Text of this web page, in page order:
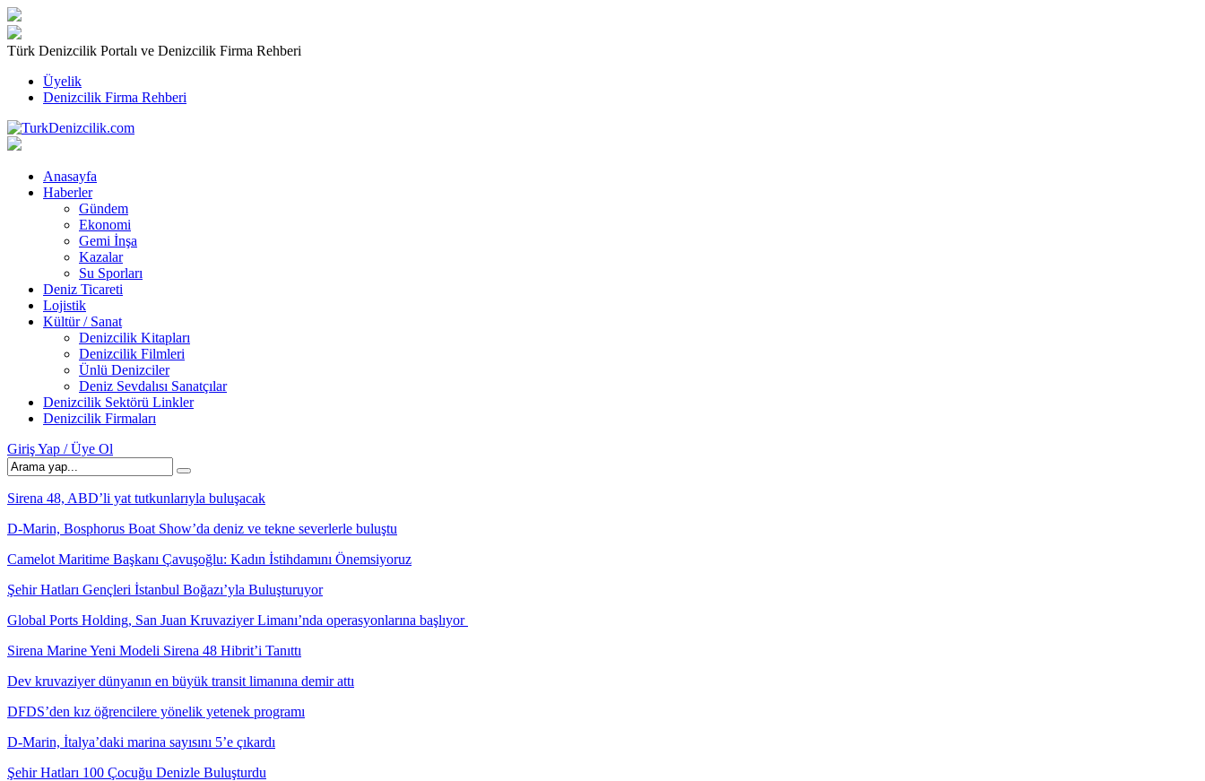
Türk Denizcilik Portalı ve Denizcilik Firma Rehberi
Üyelik
Denizcilik Firma Rehberi
Anasayfa
Haberler
Gündem
Ekonomi
Gemi İnşa
Kazalar
Su Sporları
Deniz Ticareti
Lojistik
Kültür / Sanat
Denizcilik Kitapları
Denizcilik Filmleri
Ünlü Denizciler
Deniz Sevdalısı Sanatçılar
Denizcilik Sektörü Linkler
Denizcilik Firmaları
Giriş Yap / Üye Ol
Sirena 48, ABD’li yat tutkunlarıyla buluşacak
D-Marin, Bosphorus Boat Show’da deniz ve tekne severlerle buluştu
Camelot Maritime Başkanı Çavuşoğlu: Kadın İstihdamını Önemsiyoruz
Şehir Hatları Gençleri İstanbul Boğazı’yla Buluşturuyor
Global Ports Holding, San Juan Kruvaziyer Limanı’nda operasyonlarına başlıyor
Sirena Marine Yeni Modeli Sirena 48 Hibrit’i Tanıttı
Dev kruvaziyer dünyanın en büyük transit limanına demir attı
DFDS’den kız öğrencilere yönelik yetenek programı
D-Marin, İtalya’daki marina sayısını 5’e çıkardı
Şehir Hatları 100 Çocuğu Denizle Buluşturdu